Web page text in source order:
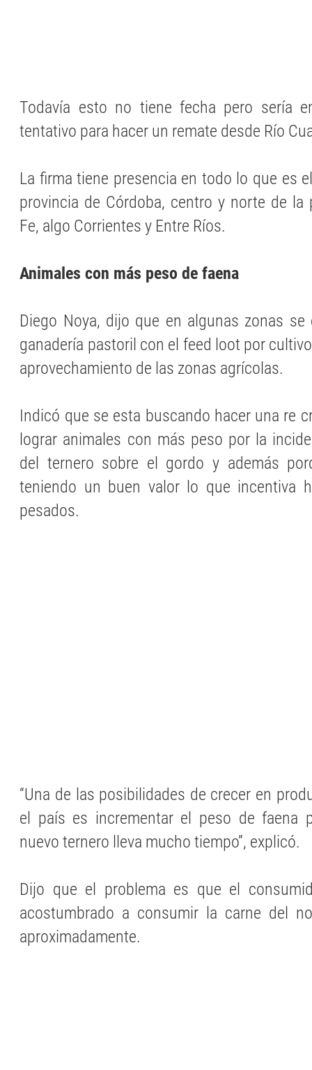
Todavía esto no tiene fecha pero sería
tentativo para hacer un remate desde Río
La firma tiene presencia en todo lo que es
provincia de Córdoba, centro y norte de la
Fe, algo Corrientes y Entre Ríos.
Animales con más peso de faena
Diego Noya, dijo que en algunas zonas se
ganadería pastoril con el feed loot por
aprovechamiento de las zonas agrícolas.
Indicó que se esta buscando hacer una re
lograr animales con más peso por la
del ternero sobre el gordo y además
teniendo un buen valor lo que incentiva
pesados.
“Una de las posibilidades de crecer en
el país es incrementar el peso de faena
nuevo ternero lleva mucho tiempo”, explicó.
Dijo que el problema es que el
acostumbrado a consumir la carne del
aproximadamente.